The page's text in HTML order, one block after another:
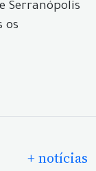
Serranópolis
os
+ notícias